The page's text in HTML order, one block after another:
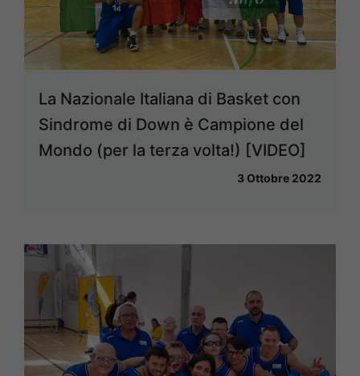
La Nazionale Italiana di Basket con
Sindrome di Down è Campione del
Mondo (per la terza volta!) [VIDEO]
3 Ottobre 2022